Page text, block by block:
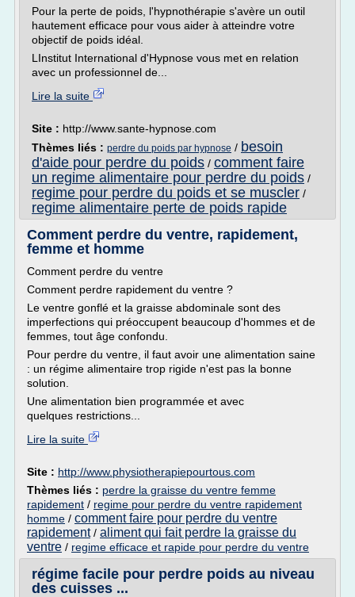
Pour la perte de poids, l'hypnothérapie s'avère un outil
hautement efficace pour vous aider à atteindre votre
objectif de poids idéal.
LInstitut International d'Hypnose vous met en relation
avec un professionnel de...
Lire la suite
Site : http://www.sante-hypnose.com
Thèmes liés : perdre du poids par hypnose / besoin
d'aide pour perdre du poids / comment faire
un regime alimentaire pour perdre du poids /
regime pour perdre du poids et se muscler /
regime alimentaire perte de poids rapide
Comment perdre du ventre, rapidement,
femme et homme
Comment perdre du ventre
Comment perdre rapidement du ventre ?
Le ventre gonflé et la graisse abdominale sont des
imperfections qui préoccupent beaucoup d'hommes et de
femmes, tout âge confondu.
Pour perdre du ventre, il faut avoir une alimentation saine
: un régime alimentaire trop rigide n'est pas la bonne
solution.
Une alimentation bien programmée et avec
quelques restrictions...
Lire la suite
Site : http://www.physiotherapiepourtous.com
Thèmes liés : perdre la graisse du ventre femme
rapidement / regime pour perdre du ventre rapidement
homme / comment faire pour perdre du ventre
rapidement/ aliment qui fait perdre la graisse du
ventre / regime efficace et rapide pour perdre du ventre
régime facile pour perdre poids au niveau
des cuisses ...